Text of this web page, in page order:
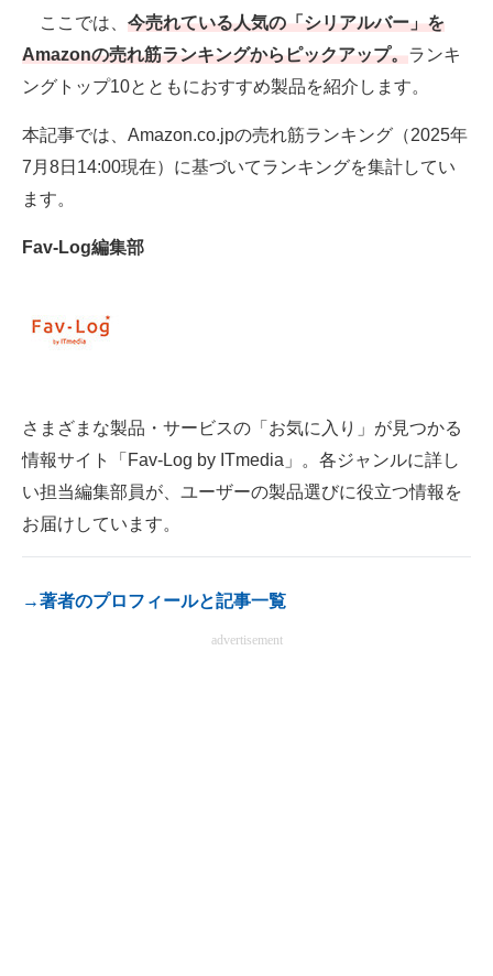
製造業のIT導入・活用を支援
モノづくり技術者専門サイト
エレクトロニクス専門サイト
電子設計の基本と応用
ちょっと気になるネットの話題
ここでは、 今売れている人気の「シリアルバー」を
Amazonの売れ筋ランキングからピックアップ。ランキ
ングトップ10とともにおすすめ製品を紹介します。
本記事では、Amazon.co.jpの売れ筋ランキング（2025年
7月8日14:00現在）に基づいてランキングを集計してい
ます。
Fav-Log編集部
さまざまな製品・サービスの「お気に入り」が見つかる
情報サイト「Fav-Log by ITmedia」。各ジャンルに詳し
い担当編集部員が、ユーザーの製品選びに役立つ情報を
お届けしています。
→著者のプロフィールと記事一覧
advertisement